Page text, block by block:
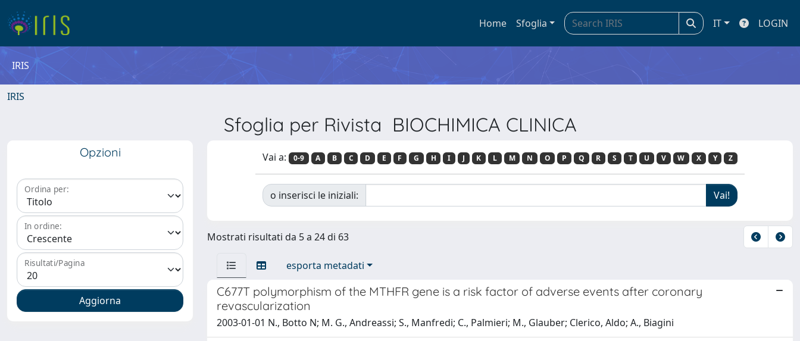
Home Sfoglia IT LOGIN
IRIS
IRIS
Sfoglia per Rivista BIOCHIMICA CLINICA
Opzioni
Ordina per:
In ordine:
Risultati/Pagina
Vai a: 0-9 A B C D E F G H I J K L M N O P Q R S T U V W X Y Z
o inserisci le iniziali:
Mostrati risultati da 5 a 24 di 63
esporta metadati
C677T polymorphism of the MTHFR gene is a risk factor of adverse events after coronary
revascularization
2003-01-01 N., Botto N; M. G., Andreassi; S., Manfredi; C., Palmieri; M., Glauber; Clerico, Aldo; A., Biagini